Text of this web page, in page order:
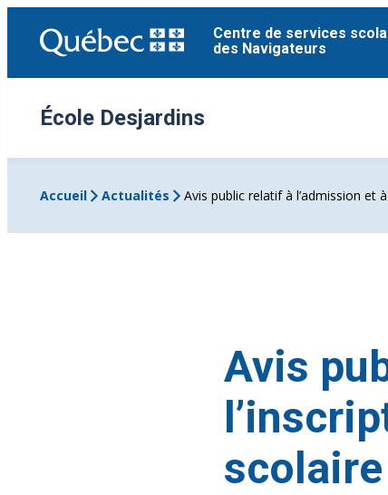
contenu
Centre de services
des Navigateurs
École Desjardins
Accueil Actualités Avis public relatif à l’admission et
Avis